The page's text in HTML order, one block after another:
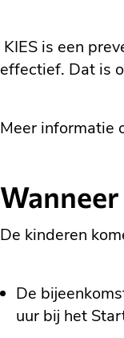
KIES is een
effectief. Dat is
Meer informatie
De kinderen
De
uur bij het